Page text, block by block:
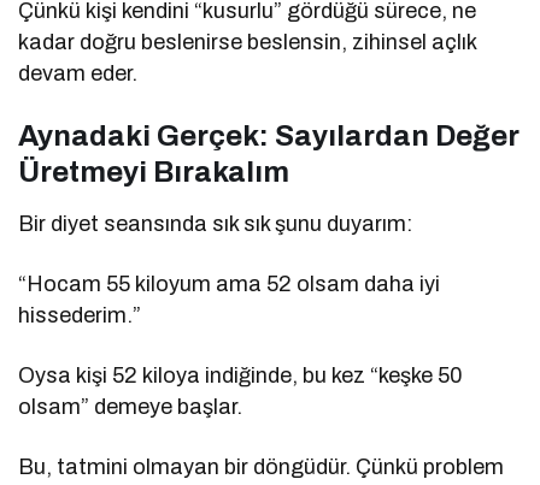
Çünkü kişi kendini “kusurlu” gördüğü sürece, ne
kadar doğru beslenirse beslensin, zihinsel açlık
devam eder.
Aynadaki Gerçek: Sayılardan Değer
Üretmeyi Bırakalım
Bir diyet seansında sık sık şunu duyarım:
“Hocam 55 kiloyum ama 52 olsam daha iyi
hissederim.”
Oysa kişi 52 kiloya indiğinde, bu kez “keşke 50
olsam” demeye başlar.
Bu, tatmini olmayan bir döngüdür. Çünkü problem